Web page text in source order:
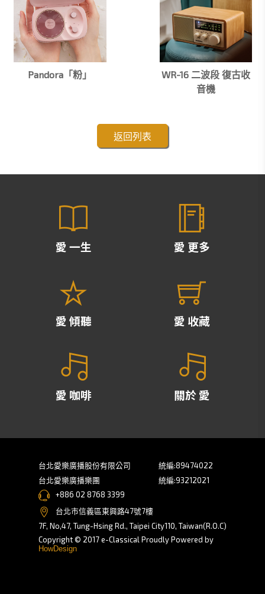
Pandora「粉」
WR-16 二波段 復古收
音機
返回列表
愛 一生 愛 更多
愛 傾聽 愛 收藏
愛 咖啡 關於 愛
台北愛樂廣播股份有限公司
統編:89474022
台北愛樂廣播樂團
統編:93212021
+886 02 8768 3399
台北市信義區東興路47號7樓
7F, No,47, Tung-Hsing Rd., Taipei City110, Taiwan(R.O.C)
Copyright © 2017 e-Classical Proudly Powered by
HowDesign